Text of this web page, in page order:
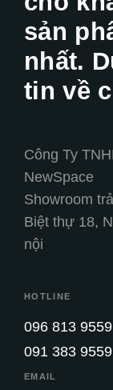
sản
nhất.
tin về
Công Ty
NewSpace
Showroom
Biệt thự 18,
nội
HOTLINE
096 813 9559
091 383 9559
EMAIL